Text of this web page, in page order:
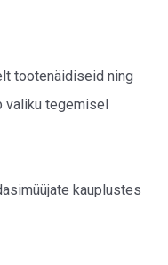
tootenäidiseid ning
valiku tegemisel
kauplustes